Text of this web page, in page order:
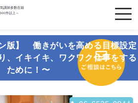
講師多数在籍
件以上～
版】 働きがいを高める目標設定
、イキイキ、ワクワク仕事をする
ために！〜